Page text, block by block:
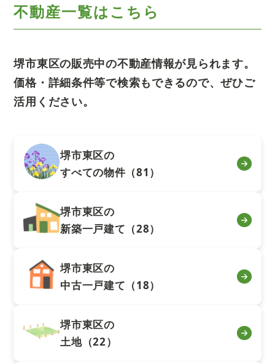
不動産一覧はこちら
堺市東区の販売中の不動産情報が見られます。
価格・詳細条件等で検索もできるので、ぜひご
活用ください。
堺市東区の
すべての物件（81）
堺市東区の
新築一戸建て（28）
堺市東区の
中古一戸建て（18）
堺市東区の
土地（22）